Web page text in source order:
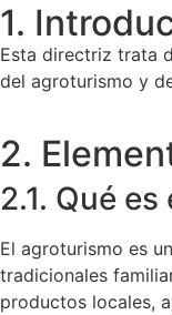
1.
Esta directriz trata
del agroturismo y
2.
2.1. Qué
El agroturismo es
tradicionales
productos locales,